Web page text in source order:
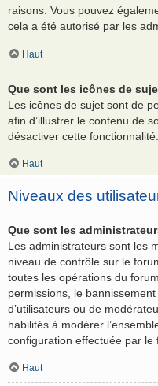
raisons. Vous pouvez
cela a été autorisé par les
Haut
Que sont les icônes de
Les icônes de sujet sont de
afin d’illustrer le contenu de
désactiver cette fonctionnalité.
Haut
Niveaux des
Que sont les
Les administrateurs sont les
niveau de contrôle sur le
toutes les opérations du
permissions, le
d’utilisateurs ou de
habilités à modérer
configuration effectuée par le
Haut